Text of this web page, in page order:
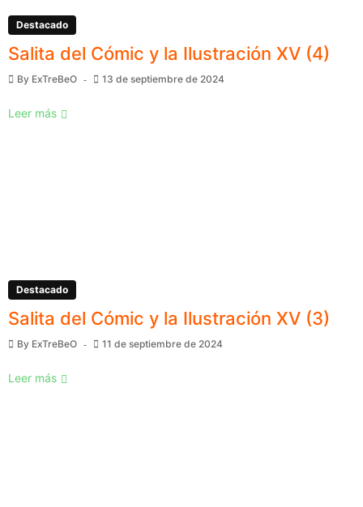
Destacado
Salita del Cómic y la Ilustración XV (4)
By ExTreBeO 13 de septiembre de 2024
Leer más
Destacado
Salita del Cómic y la Ilustración XV (3)
By ExTreBeO 11 de septiembre de 2024
Leer más